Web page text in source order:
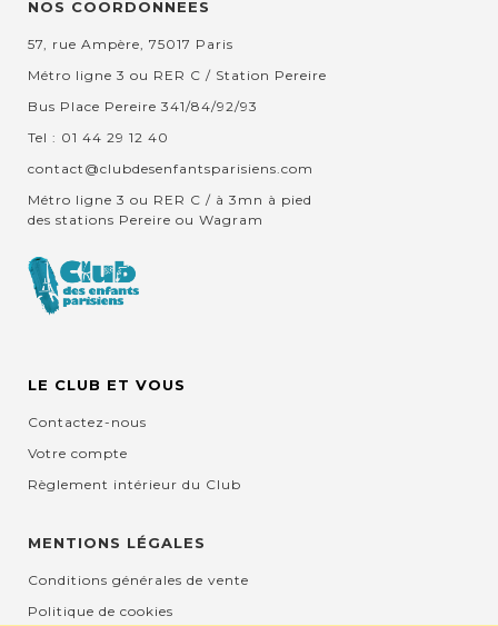
NOS COORDONNEES
57, rue Ampère, 75017 Paris
Métro ligne 3 ou RER C / Station Pereire
Bus Place Pereire 341/84/92/93
Tel : 01 44 29 12 40
contact@clubdesenfantsparisiens.com
Métro ligne 3 ou RER C / à 3mn à pied
des stations Pereire ou Wagram
LE CLUB ET VOUS
Contactez-nous
Votre compte
Règlement intérieur du Club
MENTIONS LÉGALES
Conditions générales de vente
Politique de cookies